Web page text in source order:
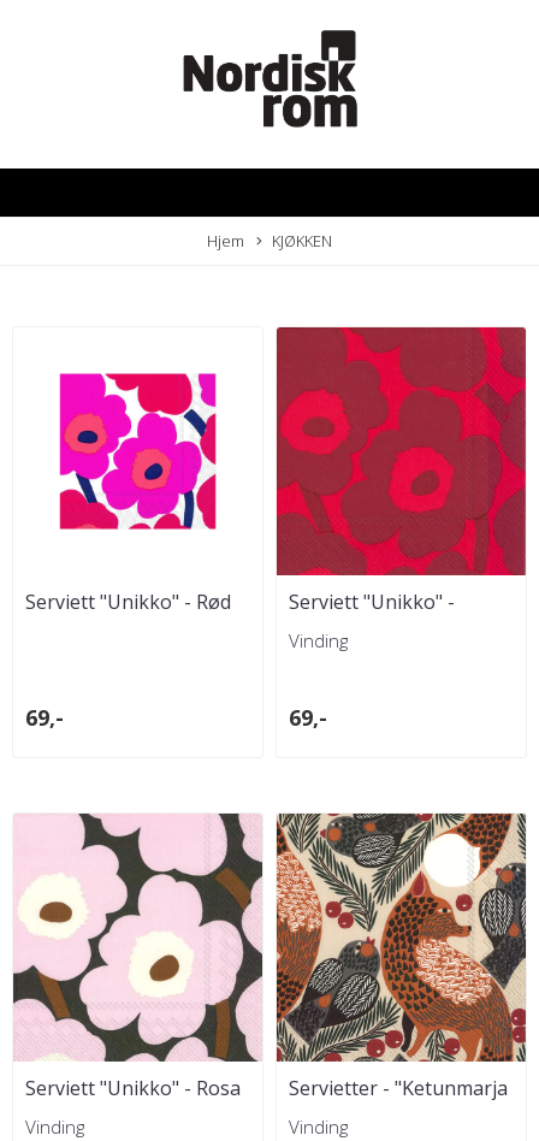
Hjem KJØKKEN
Serviett "Unikko" - Rød
69,-
Serviett "Unikko" -
Rød/Rød
Vinding
69,-
Serviett "Unikko" - Rosa
Vinding
Servietter - "Ketunmarja
linen"
Vinding